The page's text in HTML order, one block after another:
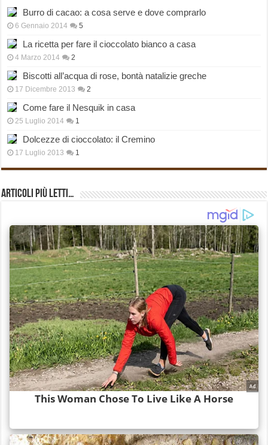
Burro di cacao: a cosa serve e dove comprarlo
6 Gennaio 2014 5
La ricetta per fare il cioccolato bianco a casa
4 Marzo 2014 2
Biscotti all’acqua di rose, bontà natalizie greche
17 Dicembre 2013 2
Come fare il Nesquik in casa
25 Luglio 2014 1
Dolcezze di cioccolato: il Cremino
17 Luglio 2013 1
Articoli più Letti…